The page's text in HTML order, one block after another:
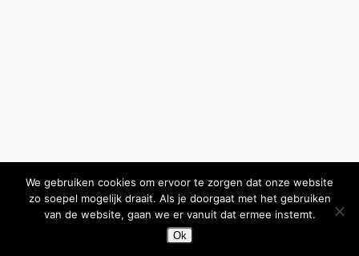
We gebruiken cookies om ervoor te zorgen dat onze website
zo soepel mogelijk draait. Als je doorgaat met het gebruiken
van de website, gaan we er vanuit dat ermee instemt.
Ok